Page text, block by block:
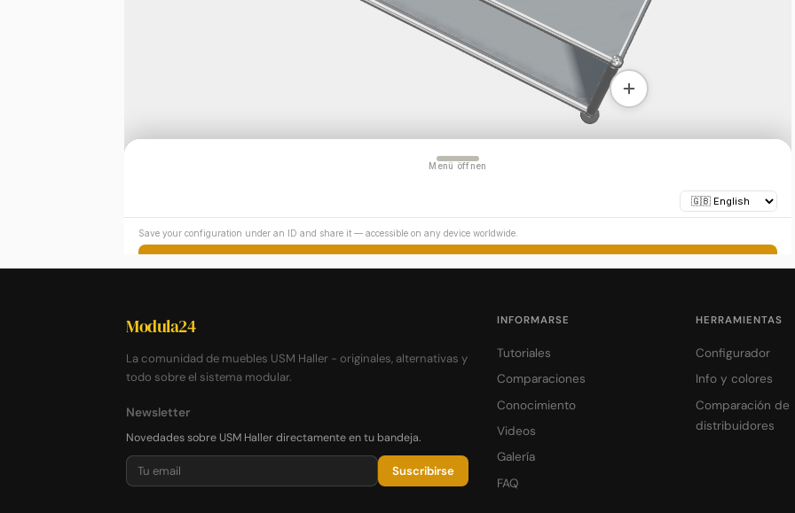
Modula24
La comunidad de muebles USM Haller - originales, alternativas y
todo sobre el sistema modular.
Newsletter
Novedades sobre USM Haller directamente en tu bandeja.
Suscribirse
INFORMARSE
Tutoriales
Comparaciones
Conocimiento
Videos
Galería
FAQ
HERRAMIENTAS
Configurador
Info y colores
Comparación de
distribuidores